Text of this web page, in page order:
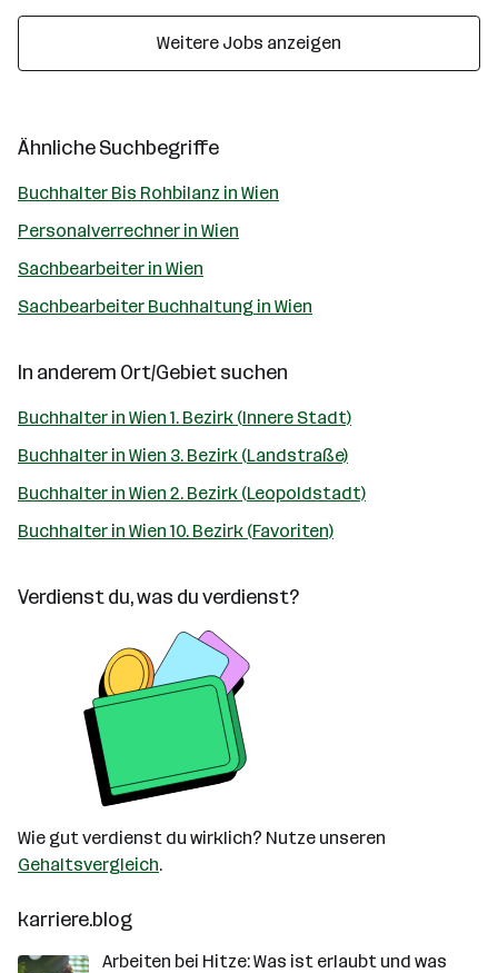
Weitere Jobs anzeigen
Ähnliche Suchbegriffe
Buchhalter Bis Rohbilanz in Wien
Personalverrechner in Wien
Sachbearbeiter in Wien
Sachbearbeiter Buchhaltung in Wien
In anderem Ort/Gebiet suchen
Buchhalter in Wien 1. Bezirk (Innere Stadt)
Buchhalter in Wien 3. Bezirk (Landstraße)
Buchhalter in Wien 2. Bezirk (Leopoldstadt)
Buchhalter in Wien 10. Bezirk (Favoriten)
Verdienst du, was du verdienst?
Wie gut verdienst du wirklich? Nutze unseren
Gehaltsvergleich.
karriere.blog
Arbeiten bei Hitze: Was ist erlaubt und was